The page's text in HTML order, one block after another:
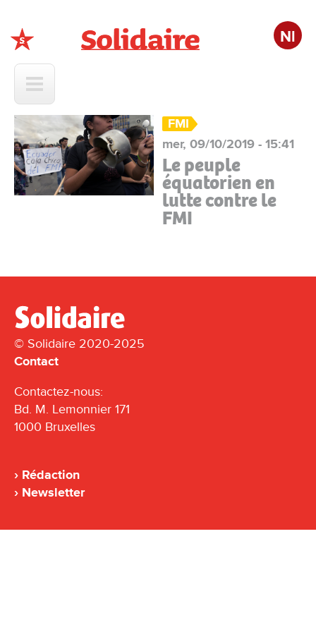
Nl
FMI
mer, 09/10/2019 - 15:41
Le peuple
équatorien en
lutte contre le
FMI
© Solidaire 2020-2025
Contact
Contactez-nous:
Bd. M. Lemonnier 171
1000 Bruxelles
Rédaction
Newsletter